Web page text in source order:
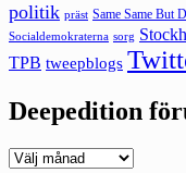
politik präst Same Same But
Socialdemokraterna sorg
TPB tweepblogs
Deepedition
Deepedition